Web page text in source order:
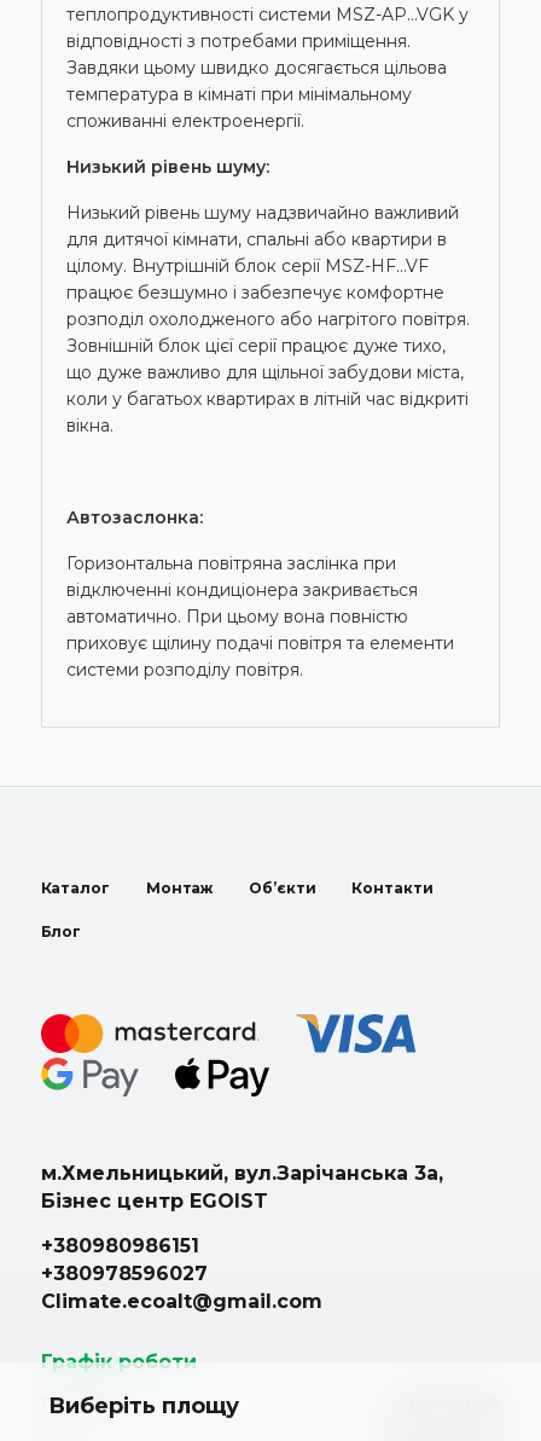
Виберіть площу
теплопродуктивності системи MSZ-AP…VGK у
відповідності з потребами приміщення.
Завдяки цьому швидко досягається цільова
температура в кімнаті при мінімальному
споживанні електроенергії.
Низький рівень шуму:
Низький рівень шуму надзвичайно важливий
для дитячої кімнати, спальні або квартири в
цілому. Внутрішній блок серії MSZ-HF…VF
працює безшумно і забезпечує комфортне
розподіл охолодженого або нагрітого повітря.
Зовнішній блок цієї серії працює дуже тихо,
що дуже важливо для щільної забудови міста,
коли у багатьох квартирах в літній час відкриті
вікна.
Автозаслонка:
Горизонтальна повітряна заслінка при
відключенні кондиціонера закривається
автоматично. При цьому вона повністю
приховує щілину подачі повітря та елементи
системи розподілу повітря.
Каталог Монтаж Об’єкти Контакти
Блог
м.Хмельницький, вул.Зарічанська 3а,
Бізнес центр EGOIST
+380980986151
+380978596027
Climate.ecoalt@gmail.com
Графік роботи
Пн. – Пт.